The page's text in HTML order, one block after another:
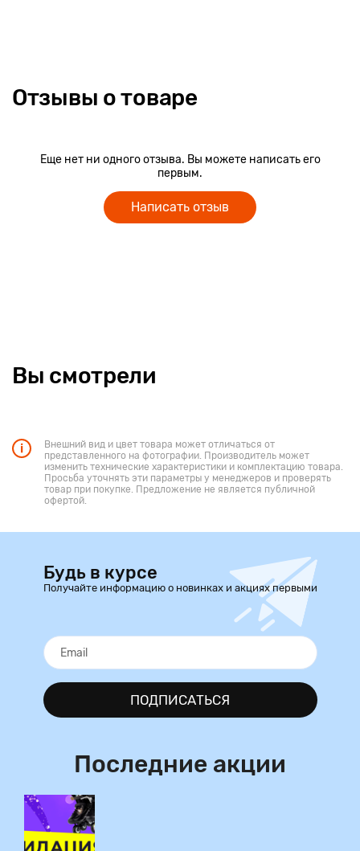
Отзывы о товаре
Еще нет ни одного отзыва. Вы можете написать его
первым.
Написать отзыв
Вы смотрели
Внешний вид и цвет товара может отличаться от
представленного на фотографии. Производитель может
изменить технические характеристики и комплектацию товара.
Просьба уточнять эти параметры у менеджеров и проверять
товар при покупке. Предложение не является публичной
офертой.
Будь в курсе
Получайте информацию о новинках и акциях первыми
ПОДПИСАТЬСЯ
Последние акции